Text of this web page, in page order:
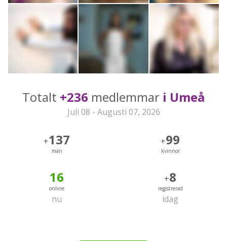
Totalt +236 medlemmar i Umeå
Juli 08 - Augusti 07, 2026
+137
män
+99
kvinnor
16
online
nu
+8
registrerad
idag